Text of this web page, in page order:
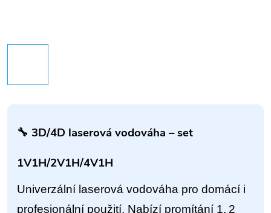
🔧 3D/4D laserová vodováha – set
1V1H/2V1H/4V1H
Univerzální laserová vodováha pro domácí i
profesionální použití. Nabízí promítání 1, 2